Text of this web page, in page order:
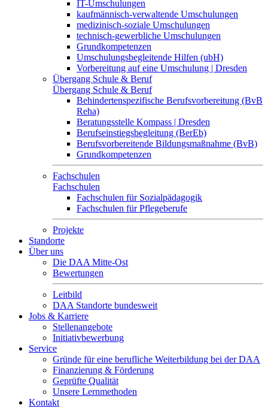
IT-Umschulungen
kaufmännisch-verwaltende Umschulungen
medizinisch-soziale Umschulungen
technisch-gewerbliche Umschulungen
Grundkompetenzen
Umschulungsbegleitende Hilfen (ubH)
Vorbereitung auf eine Umschulung | Dresden
Übergang Schule & Beruf
Übergang Schule & Beruf
Behindertenspezifische Berufsvorbereitung (BvB
Reha)
Beratungsstelle Kompass | Dresden
Berufseinstiegsbegleitung (BerEb)
Berufsvorbereitende Bildungsmaßnahme (BvB)
Grundkompetenzen
Fachschulen
Fachschulen
Fachschulen für Sozialpädagogik
Fachschulen für Pflegeberufe
Projekte
Standorte
Über uns
Die DAA Mitte-Ost
Bewertungen
Leitbild
DAA Standorte bundesweit
Jobs & Karriere
Stellenangebote
Initiativbewerbung
Service
Gründe für eine berufliche Weiterbildung bei der DAA
Finanzierung & Förderung
Geprüfte Qualität
Unsere Lernmethoden
Kontakt